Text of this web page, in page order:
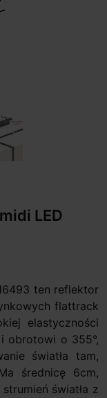
LED
ten reflektor
flattrack
elastyczności
obrotowi o 355°,
światła tam,
średnicę 6cm,
światła z